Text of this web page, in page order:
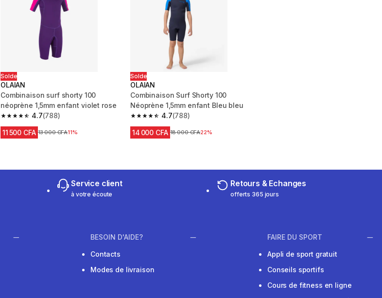
Solde
OLAIAN
Combinaison surf shorty 100
néoprène 1,5mm enfant violet rose
4.7
4.7 out of 5 stars from 788 reviews
(788)
11 500 CFA Prix avant réduction
13 000 CFA11%
Solde
OLAIAN
Combinaison Surf Shorty 100
Néoprène 1,5mm enfant Bleu bleu
4.7
4.7 out of 5 stars from 788 reviews
(788)
14 000 CFA Prix avant réduction
18 000 CFA22%
Service client
à votre écoute
Retours & Echanges
offerts 365 jours
BESOIN D'AIDE?
Contacts
Modes de livraison
FAIRE DU SPORT
Appli de sport gratuit
Conseils sportifs
Cours de fitness en ligne